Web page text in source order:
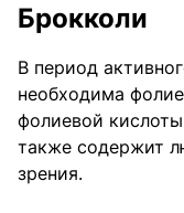
Брокколи
В период
необходима
фолиевой
также содержит
зрения.